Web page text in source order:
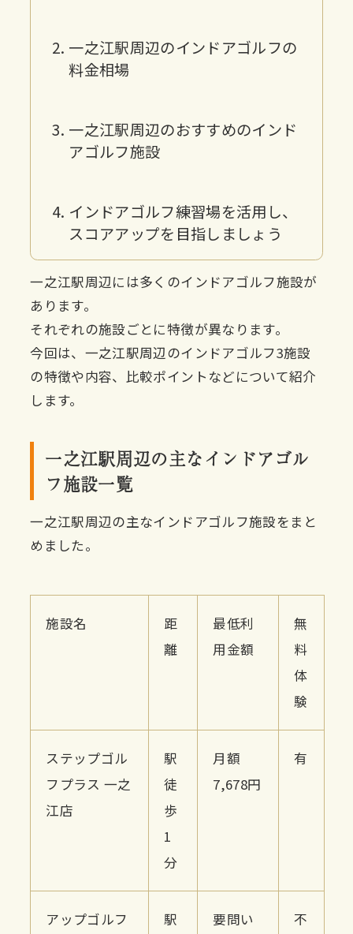
一之江駅周辺のインドアゴルフの
料金相場
一之江駅周辺のおすすめのインド
アゴルフ施設
インドアゴルフ練習場を活用し、
スコアアップを目指しましょう
一之江駅周辺には多くのインドアゴルフ施設が
あります。
それぞれの施設ごとに特徴が異なります。
今回は、一之江駅周辺のインドアゴルフ3施設
の特徴や内容、比較ポイントなどについて紹介
します。
一之江駅周辺の主なインドアゴル
フ施設一覧
一之江駅周辺の主なインドアゴルフ施設をまと
めました。
施設名
距
離
最低利
用金額
無
料
体
験
ステップゴル
フプラス 一之
江店
駅
徒
歩
1
分
月額
7,678円
有
アップゴルフ
駅
要問い
不